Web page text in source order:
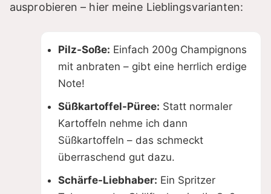
ausprobieren – hier meine Lieblingsvarianten:
Pilz-Soße: Einfach 200g Champignons
mit anbraten – gibt eine herrlich erdige
Note!
Süßkartoffel-Püree: Statt normaler
Kartoffeln nehme ich dann
Süßkartoffeln – das schmeckt
überraschend gut dazu.
Schärfe-Liebhaber: Ein Spritzer